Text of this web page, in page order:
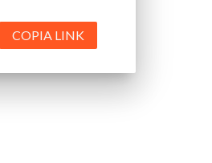
COPIA LINK